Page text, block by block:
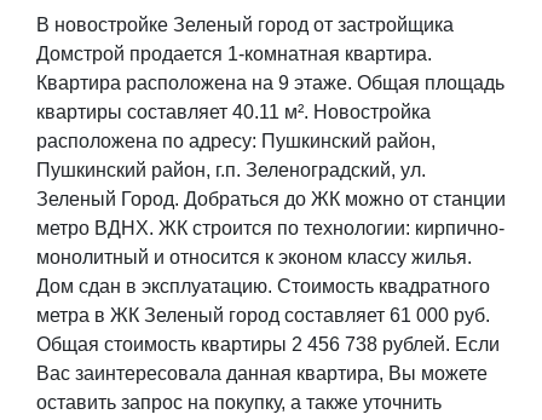
В новостройке Зеленый город от застройщика
Домстрой продается 1-комнатная квартира.
Квартира расположена на 9 этаже. Общая площадь
квартиры составляет 40.11 м². Новостройка
расположена по адресу: Пушкинский район,
Пушкинский район, г.п. Зеленоградский, ул.
Зеленый Город. Добраться до ЖК можно от станции
метро ВДНХ. ЖК строится по технологии: кирпично-
монолитный и относится к эконом классу жилья.
Дом сдан в эксплуатацию. Стоимость квадратного
метра в ЖК Зеленый город составляет 61 000 руб.
Общая стоимость квартиры 2 456 738 рублей. Если
Вас заинтересовала данная квартира, Вы можете
оставить запрос на покупку, а также уточнить